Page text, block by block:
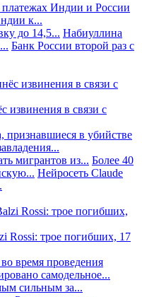
Индии и России
к...
до 14,5... Набиуллина
Банк России второй раз с
извинения в связи с
признавшиеся в убийстве
мигрантов из... Более 40
Нейросеть Claude
Rossi: трое погибших, 17
время проведения
самодельное...
сильным за...